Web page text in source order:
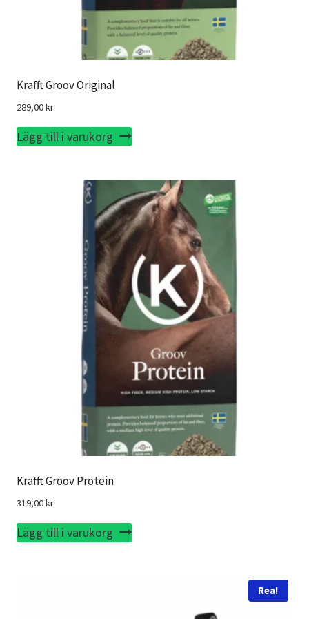
Krafft Groov Original
289,00kr
Lägg till i varukorg
Krafft Groov Protein
319,00kr
Lägg till i varukorg
Rea!